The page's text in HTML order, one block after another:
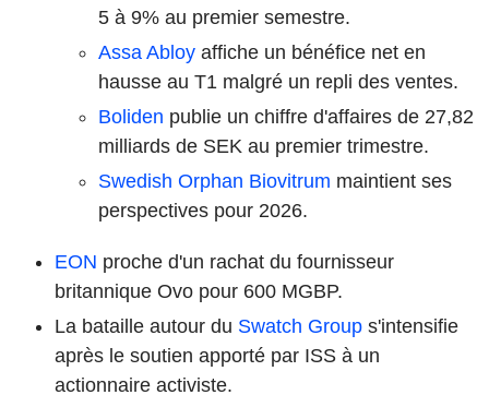
5 à 9% au premier semestre.
Assa Abloy affiche un bénéfice net en
hausse au T1 malgré un repli des ventes.
Boliden publie un chiffre d'affaires de 27,82
milliards de SEK au premier trimestre.
Swedish Orphan Biovitrum maintient ses
perspectives pour 2026.
EON proche d'un rachat du fournisseur
britannique Ovo pour 600 MGBP.
La bataille autour du Swatch Group s'intensifie
après le soutien apporté par ISS à un
actionnaire activiste.